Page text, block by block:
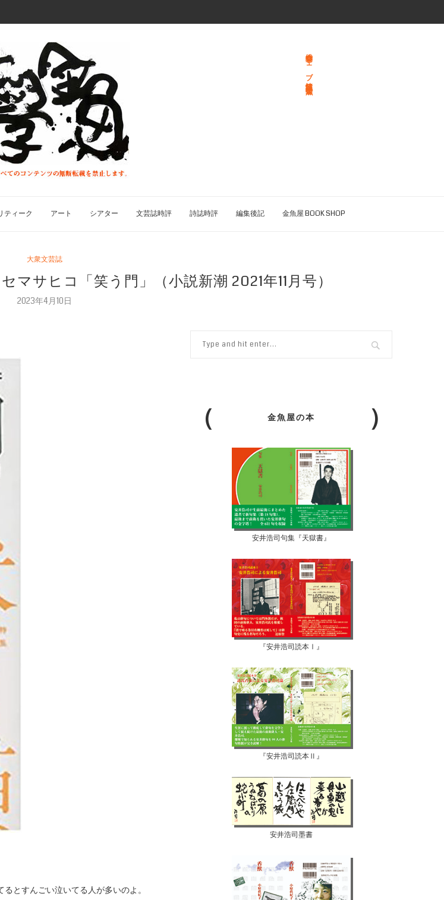
総合文学ウェブ情報誌 文学金魚
ティーク アート シアター 文芸誌時評 詩誌時評 編集後記 金魚屋 BOOK SHOP
大衆文芸誌
マサヒコ「笑う門」（小説新潮 2021年11月号）
2023年4月10日
とすんごい泣いてる人が多いのよ。
金魚屋の本
安井浩司句集『天獄書』
『安井浩司読本Ⅰ』
『安井浩司読本Ⅱ』
安井浩司墨書